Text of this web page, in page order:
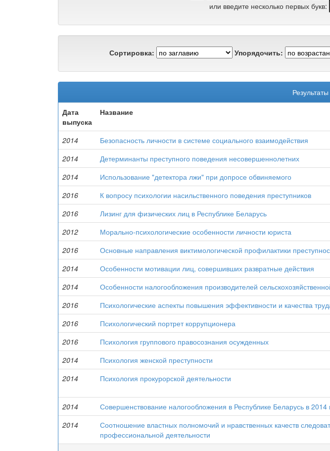
или введите несколько первых букв:
Сортировка: Упорядочить:
Дата
выпуска
Название
2014 Безопасность личности в системе социального взаимодействия
2014
Детерминанты преступного поведения несовершеннолетних
2014
Использование "детектора лжи" при допросе обвиняемого
2016
К вопросу психологии насильственного поведения преступников
2016
Лизинг для физических лиц в Республике Беларусь
2012
Морально-психологические особенности личности юриста
2016
Основные направления виктимологической профилактики
2014
Особенности мотивации лиц, совершивших развратные действия
2014
Особенности налогообложения производителей
2016
Психологические аспекты повышения эффективности и качества
2016
Психологический портрет коррупционера
2016
Психология группового правосознания осужденных
2014
Психология женской преступности
2014
Психология прокурорской деятельности
2014
Совершенствование налогообложения в Республике Беларусь в 2014
2014
Соотношение властных полномочий и нравственных качеств
профессиональной деятельности